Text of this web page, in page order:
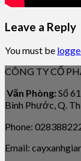
Leave a Reply
You must be
CÔNG TY CỔ
Văn Phòng: Số
Bình Phước, Q.
Phone:
Email: